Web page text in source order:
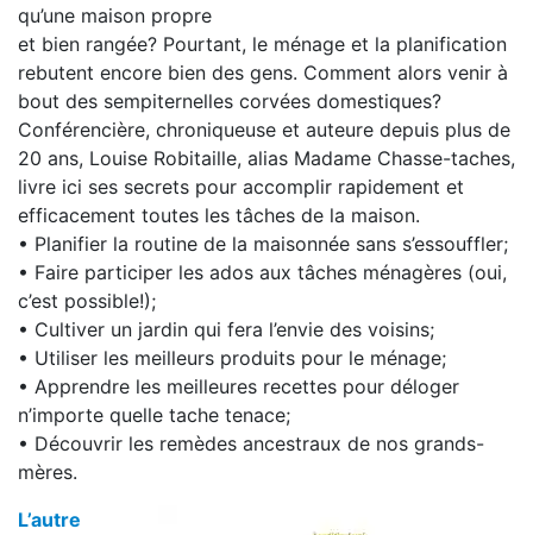
qu’une maison propre
et bien rangée? Pourtant, le ménage et la planification
rebutent encore bien des gens. Comment alors venir à
bout des sempiternelles corvées domestiques?
Conférencière, chroniqueuse et auteure depuis plus de
20 ans, Louise Robitaille, alias Madame Chasse-taches,
livre ici ses secrets pour accomplir rapidement et
efficacement toutes les tâches de la maison.
• Planifier la routine de la maisonnée sans s’essouffler;
• Faire participer les ados aux tâches ménagères (oui,
c’est possible!);
• Cultiver un jardin qui fera l’envie des voisins;
• Utiliser les meilleurs produits pour le ménage;
• Apprendre les meilleures recettes pour déloger
n’importe quelle tache tenace;
• Découvrir les remèdes ancestraux de nos grands-
mères.
L’autre